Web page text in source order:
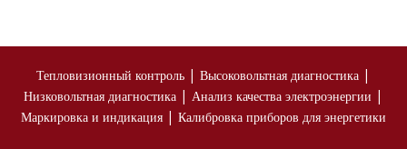
Тепловизионный контроль | Высоковольтная диагностика |
Низковольтная диагностика | Анализ качества электроэнергии |
Маркировка и индикация | Калибровка приборов для энергетики